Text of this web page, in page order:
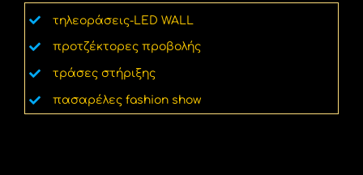
τηλεοράσεις-LED WALL
προτζέκτορες προβολής
τράσες στήριξης
πασαρέλες fashion show